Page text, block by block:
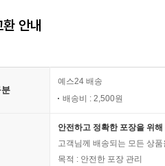
안내
예스24 배송
배송비 : 2,500원
안전하고 정확한 포장을 위
고객님께 배송되는 모든 상
목적 : 안전한 포장 관리